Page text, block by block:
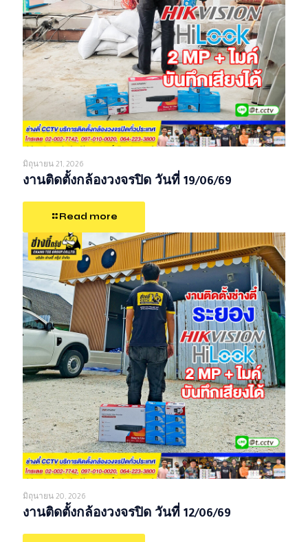
มิถุนายน 21, 2026
งานติดตั้งกล้องวงจรปิด วันที่ 19/06/69
Read more
มิถุนายน 20, 2026
งานติดตั้งกล้องวงจรปิด วันที่ 12/06/69